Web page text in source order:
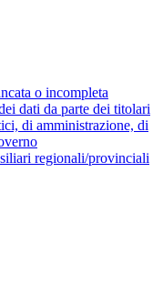
o incompleta
dati da parte dei titolari
di amministrazione, di
regionali/provinciali